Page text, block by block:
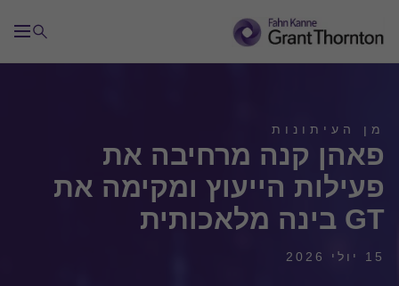
מן העיתונות
פאהן קנה מרחיבה את
פעילות הייעוץ ומקימה את
GT בינה מלאכותית
15 יולי 2026